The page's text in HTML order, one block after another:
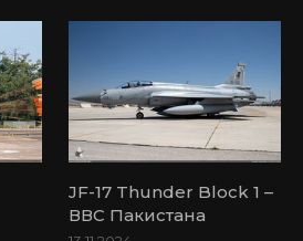
JF-17 Thunder Block 1 –
ВВС Пакистана